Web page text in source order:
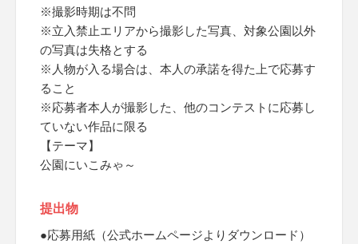
※撮影時期は不問
※立入禁止エリアから撮影した写真、対象公園以外
の写真は失格とする
※人物が入る場合は、本人の承諾を得た上で応募す
ること
※応募者本人が撮影した、他のコンテストに応募し
ていない作品に限る
【テーマ】
公園にいこみゃ～
提出物
●応募用紙（公式ホームページよりダウンロード）